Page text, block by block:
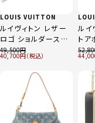
LOUIS VUITTON
ルイヴィトン レザー
ロゴ ショルダースト
ラップ ボルケーノオ
レンジ ネイビー
49,500
40,700
ルイ
トア
ムイ
チ M62898 ネイビ
ー